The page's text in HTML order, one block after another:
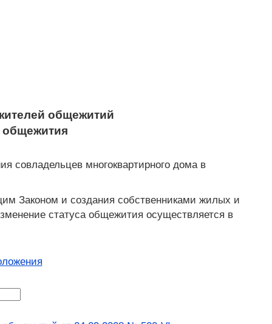
общежитий
общежития
совладельцев многоквартирного дома в
Законом и создания собственниками жилых и
статуса общежития осуществляется в